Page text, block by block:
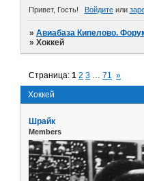
Привет, Гость! Войдитеили
»Авиабаза Кипелово.
»Хоккей
Хоккей
Страница:1 2 3 … 71 »
Шрайк
Members